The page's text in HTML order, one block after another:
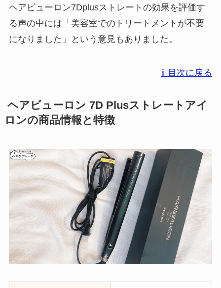
ヘアビューロン7Dplusストレートの効果を評価す
る声の中には「美容室でのトリートメントが不要
になりました」という意見もありました。
⇧ 目次に戻る
ヘアビューロン 7D Plusストレートアイ
ロンの商品情報と特徴